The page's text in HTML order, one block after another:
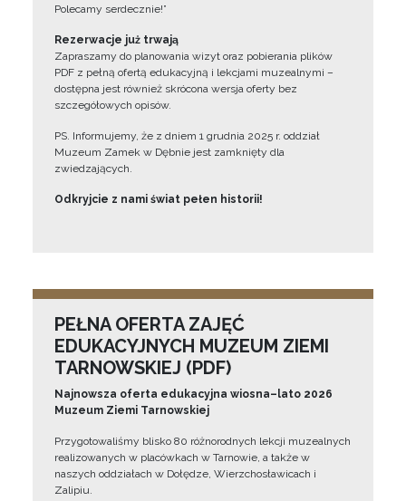
Polecamy serdecznie!”
Rezerwacje już trwają
Zapraszamy do planowania wizyt oraz pobierania plików
PDF z pełną ofertą edukacyjną i lekcjami muzealnymi –
dostępna jest również skrócona wersja oferty bez
szczegółowych opisów.
PS. Informujemy, że z dniem 1 grudnia 2025 r. oddział
Muzeum Zamek w Dębnie jest zamknięty dla
zwiedzających.
Odkryjcie z nami świat pełen historii!
PEŁNA OFERTA ZAJĘĆ
EDUKACYJNYCH MUZEUM ZIEMI
TARNOWSKIEJ (PDF)
Najnowsza oferta edukacyjna wiosna–lato 2026
Muzeum Ziemi Tarnowskiej
Przygotowaliśmy blisko 80 różnorodnych lekcji muzealnych
realizowanych w placówkach w Tarnowie, a także w
naszych oddziałach w Dołędze, Wierzchosławicach i
Zalipiu.